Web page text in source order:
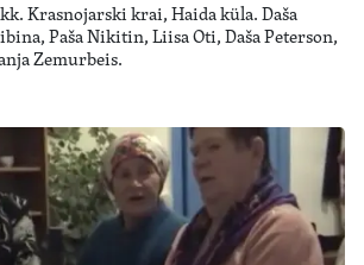
Krasnojarski krai, Haida küla. Daša
Paša Nikitin, Liisa Oti, Daša Peterson,
Zemurbeis.